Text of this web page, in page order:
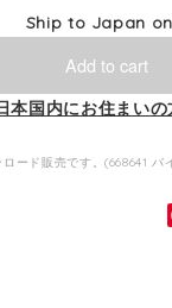
Ship to Japan
Add to cart
本国内にお住まい
ード販売です。(668641 バ